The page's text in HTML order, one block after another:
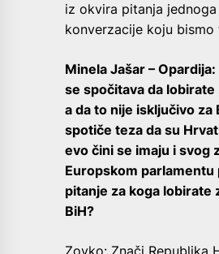
iz okvira pitanja
konverzacije koju
Minela Jašar –
se spočitava da lobirate
a da to nije isključivo za
spotiče teza da su
evo čini se imaju i svog
Europskom
pitanje za koga lobirate
BiH?